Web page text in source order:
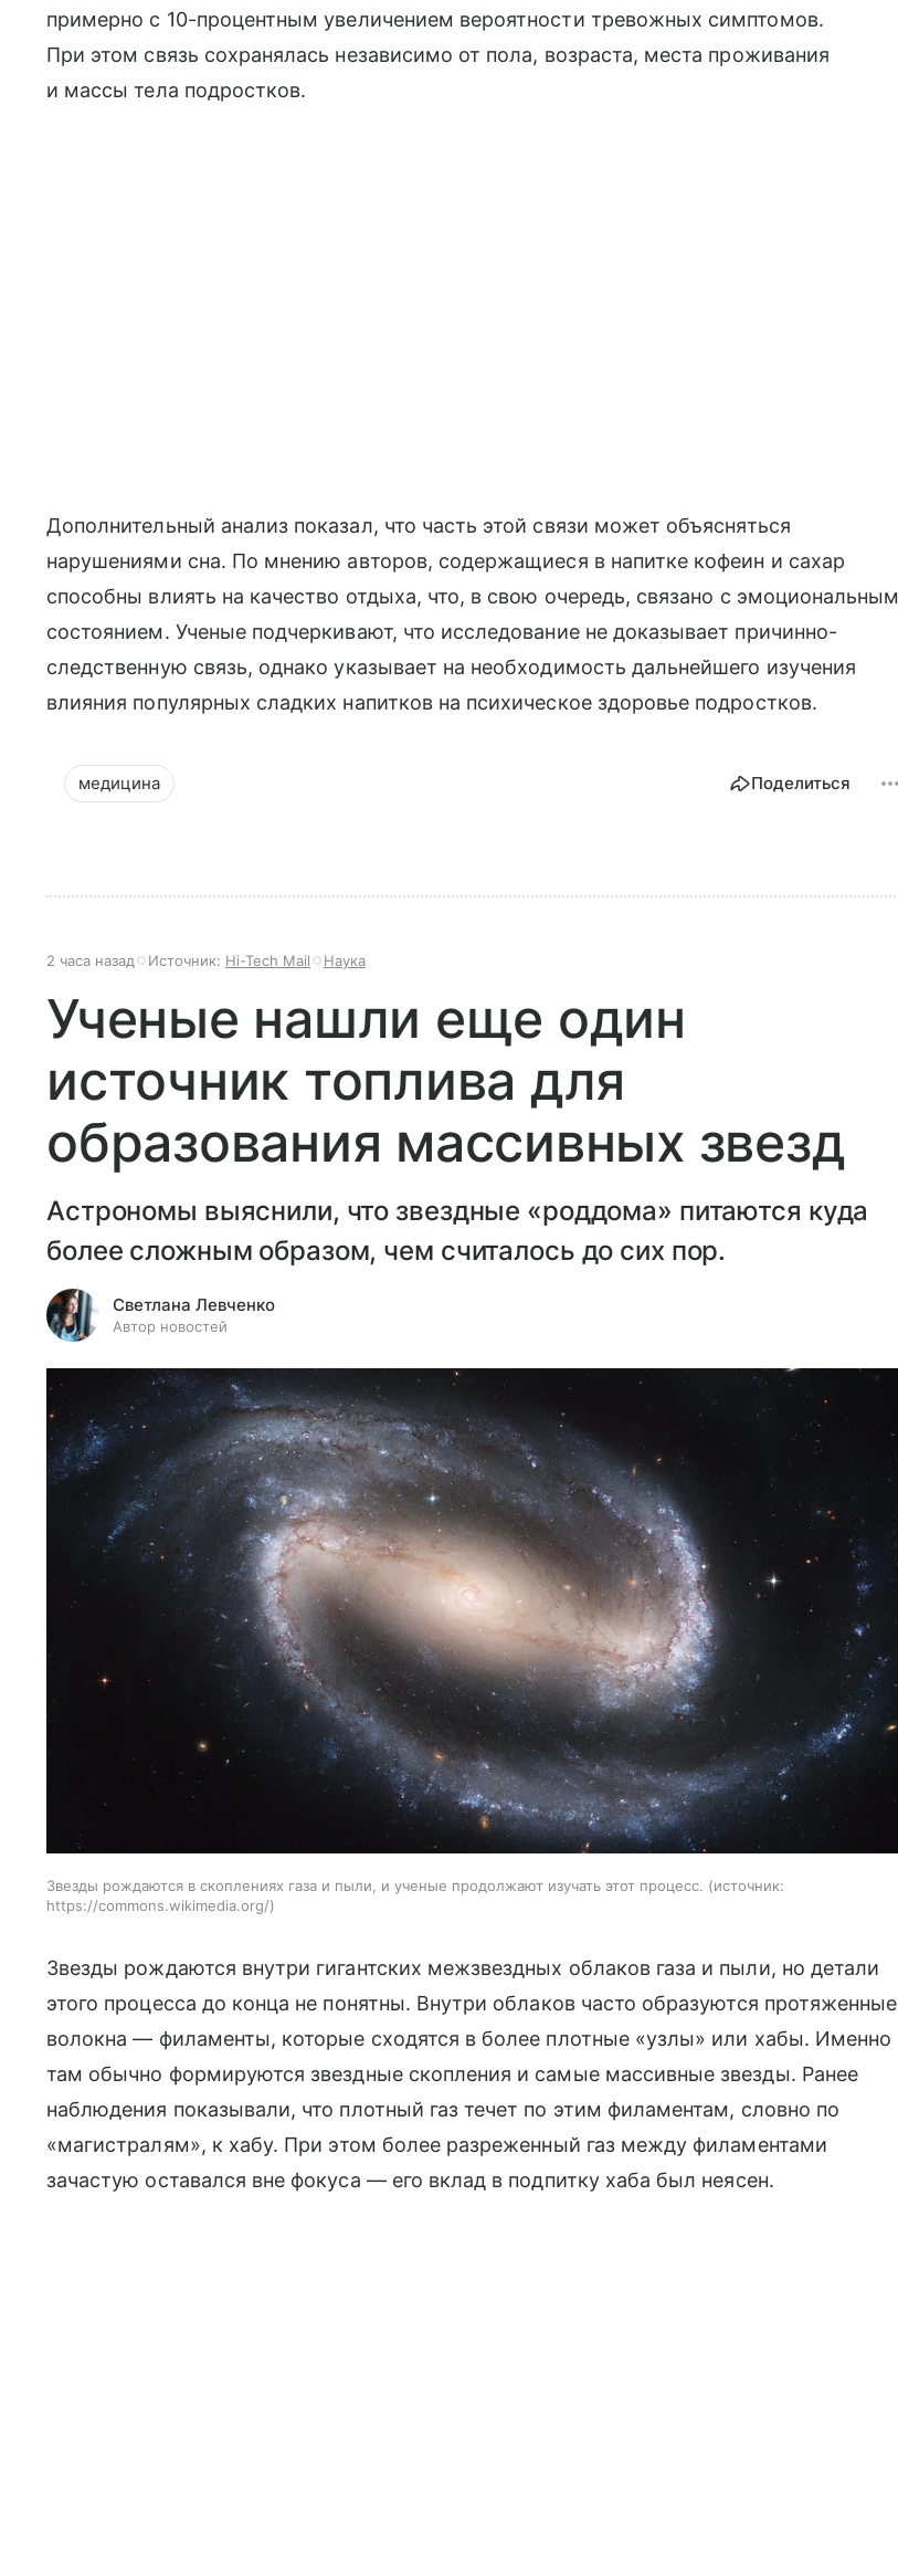
примерно с 10-процентным увеличением вероятности тревожных симптомов.
При этом связь сохранялась независимо от пола, возраста, места проживания
и массы тела подростков.
Дополнительный анализ показал, что часть этой связи может объясняться
нарушениями сна. По мнению авторов, содержащиеся в напитке кофеин и сахар
способны влиять на качество отдыха, что, в свою очередь, связано с эмоциональным
состоянием. Ученые подчеркивают, что исследование не доказывает причинно-
следственную связь, однако указывает на необходимость дальнейшего изучения
влияния популярных сладких напитков на психическое здоровье подростков.
медицина Поделиться
2 часа назад Источник: Hi-Tech Mail Наука
Ученые нашли еще один
источник топлива для
образования массивных звезд
Астрономы выяснили, что звездные «роддома» питаются куда
более сложным образом, чем считалось до сих пор.
Светлана Левченко
Автор новостей
Звезды рождаются в скоплениях газа и пыли, и ученые продолжают изучать этот процесс.
источник:
https://commons.wikimedia.org/
Звезды рождаются внутри гигантских межзвездных облаков газа и пыли, но детали
этого процесса до конца не понятны. Внутри облаков часто образуются протяженные
волокна — филаменты, которые сходятся в более плотные «узлы» или хабы. Именно
там обычно формируются звездные скопления и самые массивные звезды. Ранее
наблюдения показывали, что плотный газ течет по этим филаментам, словно по
«магистралям», к хабу. При этом более разреженный газ между филаментами
зачастую оставался вне фокуса — его вклад в подпитку хаба был неясен.